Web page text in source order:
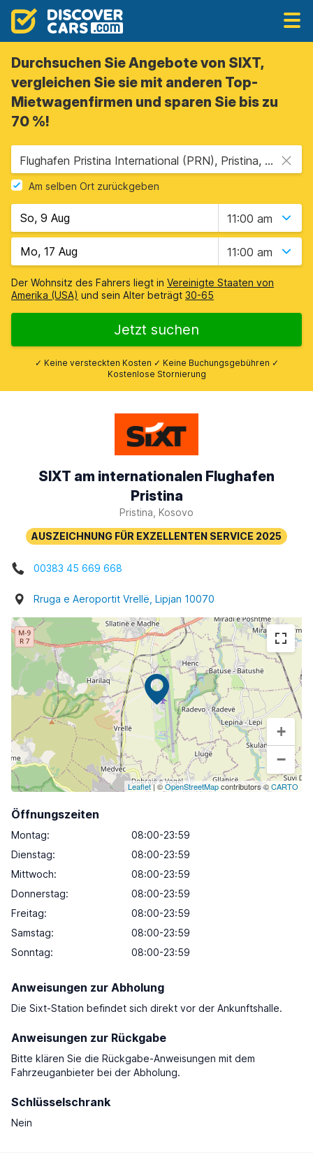
Durchsuchen Sie Angebote von SIXT,
vergleichen Sie sie mit anderen Top-
Mietwagenfirmen und sparen Sie bis zu
70 %!
Flughafen Pristina International (PRN), Pristina, Kosovo
Am selben Ort zurückgeben
11:00 am
11:00 am
Der Wohnsitz des Fahrers liegt in Vereinigte Staaten von
Amerika (USA) und sein Alter beträgt 30-65
Jetzt suchen
✓ Keine versteckten Kosten ✓ Keine Buchungsgebühren ✓
Kostenlose Stornierung
SIXT am internationalen Flughafen
Pristina
Pristina, Kosovo
00383 45 669 668
Rruga e Aeroportit Vrellë, Lipjan 10070
+
−
Leaflet| ©OpenStreetMapcontributors ©CARTO
Öffnungszeiten
Montag:
08:00-23:59
Dienstag:
08:00-23:59
Mittwoch:
08:00-23:59
Donnerstag:
08:00-23:59
Freitag:
08:00-23:59
Samstag:
08:00-23:59
Sonntag: 08:00-23:59
Anweisungen zur Abholung
Die Sixt-Station befindet sich direkt vor der Ankunftshalle.
Anweisungen zur Rückgabe
Bitte klären Sie die Rückgabe-Anweisungen mit dem
Fahrzeuganbieter bei der Abholung.
Schlüsselschrank
Nein